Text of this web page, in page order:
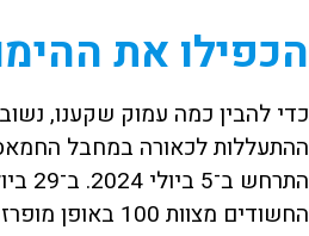
הכפילו את
כדי להבין כמה עמוק שקענו,
ההתעללות לכאורה במחבל
החשודים מצוות 100